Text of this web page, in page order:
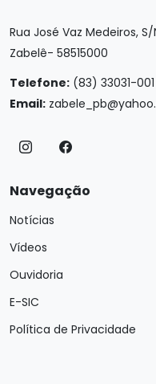
Rua José Vaz Medeiros,
Zabelê- 58515000
Telefone: (83) 33031-001
Email:
Navegação
Notícias
Vídeos
Ouvidoria
E-SIC
Política de Privacidade